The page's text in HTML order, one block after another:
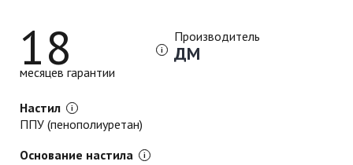
Настил
ППУ (пенополиуретан)
Основание настила
Производитель
ДМ
18
месяцев гарантии